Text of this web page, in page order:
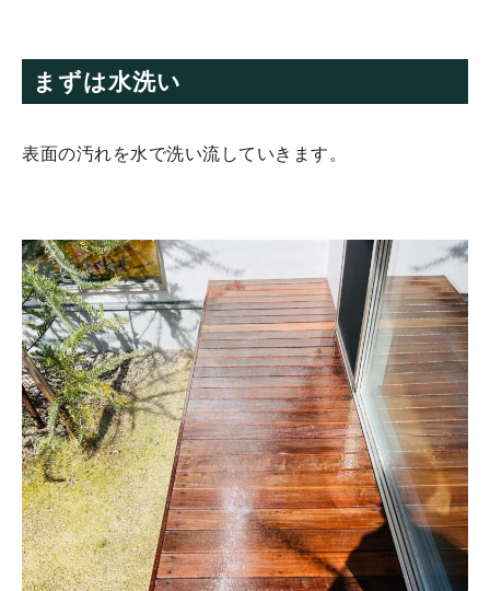
まずは水洗い
表面の汚れを水で洗い流していきます。